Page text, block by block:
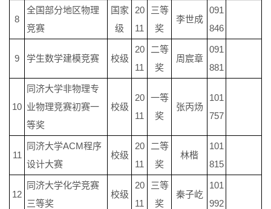
8
全国部分地区物理
竞赛
国家
级
20
11
三等
奖
李世成
091
846
9 学生数学建模竞赛 校级
20
11
二等
奖
周宸章
091
881
10
同济大学非物理专
业物理竞赛初赛一
等奖
校级
20
11
一等
奖
张丙炀
101
757
11
同济大学ACM程序
设计大赛
校级
20
11
二等
奖
林楷
101
815
12
同济大学化学竞赛
三等奖
校级
20
11
三等
奖
秦子屹
101
992